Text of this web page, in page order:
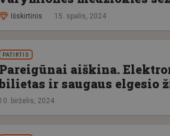
Išskirtinis 15. spalis, 2024
PATIRTIS
Pareigūnai aiškina.
ir saugaus
10. birželis, 2024